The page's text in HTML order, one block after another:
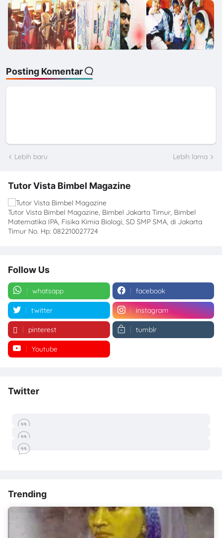
Posting Komentar
Lebih baru Lebih lama
Tutor Vista Bimbel Magazine
Tutor Vista Bimbel Magazine, Bimbel Jakarta Timur, Bimbel
Matematika IPA, Fisika Kimia Biologi, SD SMP SMA, di Jakarta
Timur No. Hp: 082210027724
Follow Us
whatsapp facebook
twitter instagram
pinterest tumblr
Youtube
Twitter
Trending